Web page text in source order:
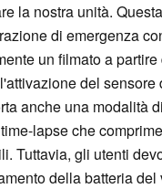
la nostra unità.
di emergenza
un filmato a
del sensore
anche una modalità
lapse che
Tuttavia, gli utenti
della batteria del